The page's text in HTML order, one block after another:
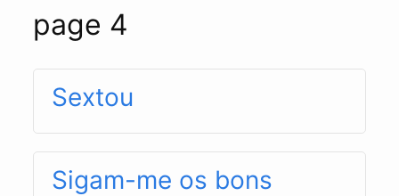
page 4
Sextou
Sigam-me os bons